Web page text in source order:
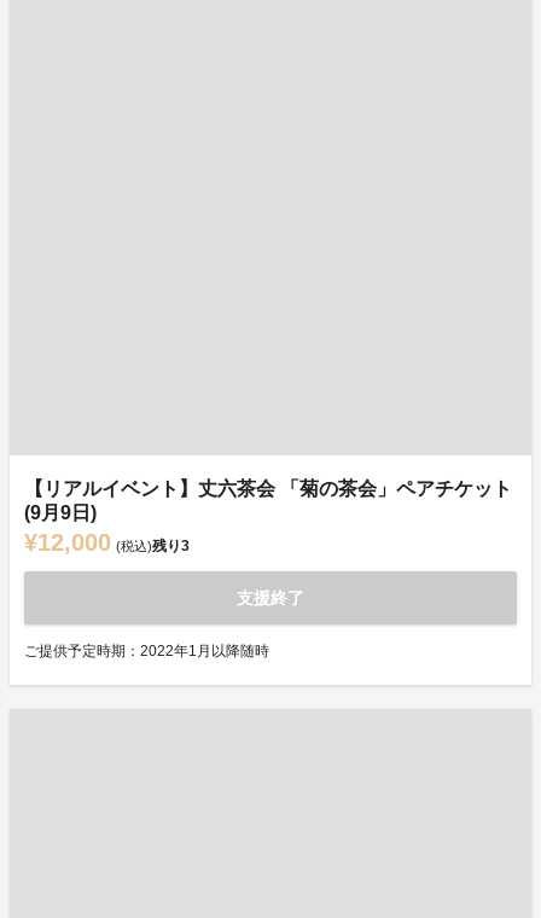
【リアルイベント】丈六茶会 「菊の茶会」ペアチケット
(9月9日)
¥12,000 (税込)残り3
支援終了
ご提供予定時期：2022年1月以降随時